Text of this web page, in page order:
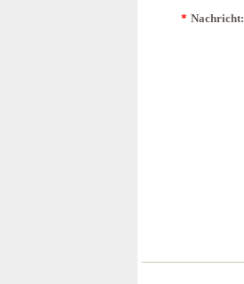
* Nachricht: